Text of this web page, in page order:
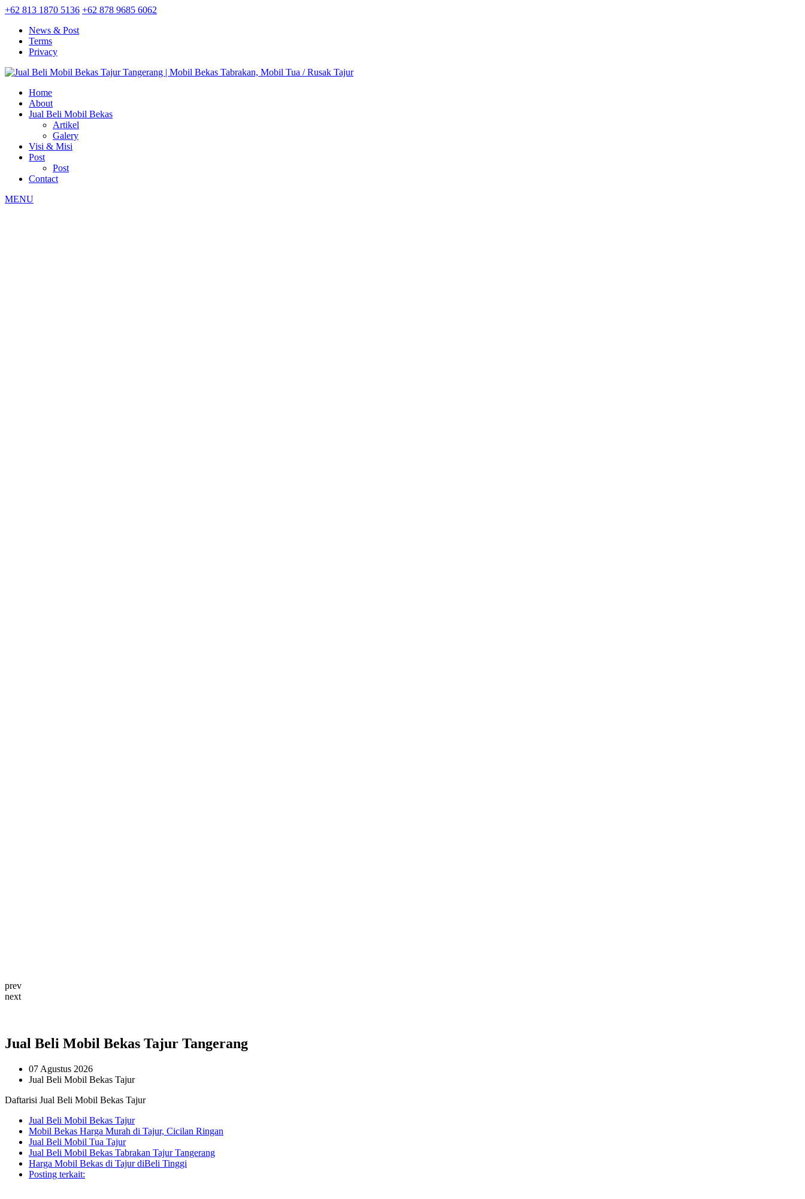
+62 813 1870 5136 +62 878 9685 6062
News & Post
Terms
Privacy
Home
About
Jual Beli Mobil Bekas
Artikel
Galery
Visi & Misi
Post
Post
Contact
MENU
prev
next
Jual Beli Mobil Bekas Tajur Tangerang
07 Agustus 2026
Jual Beli Mobil Bekas Tajur
Daftarisi Jual Beli Mobil Bekas Tajur
Jual Beli Mobil Bekas Tajur
Mobil Bekas Harga Murah di Tajur, Cicilan Ringan
Jual Beli Mobil Tua Tajur
Jual Beli Mobil Bekas Tabrakan Tajur Tangerang
Harga Mobil Bekas di Tajur diBeli Tinggi
Posting terkait: